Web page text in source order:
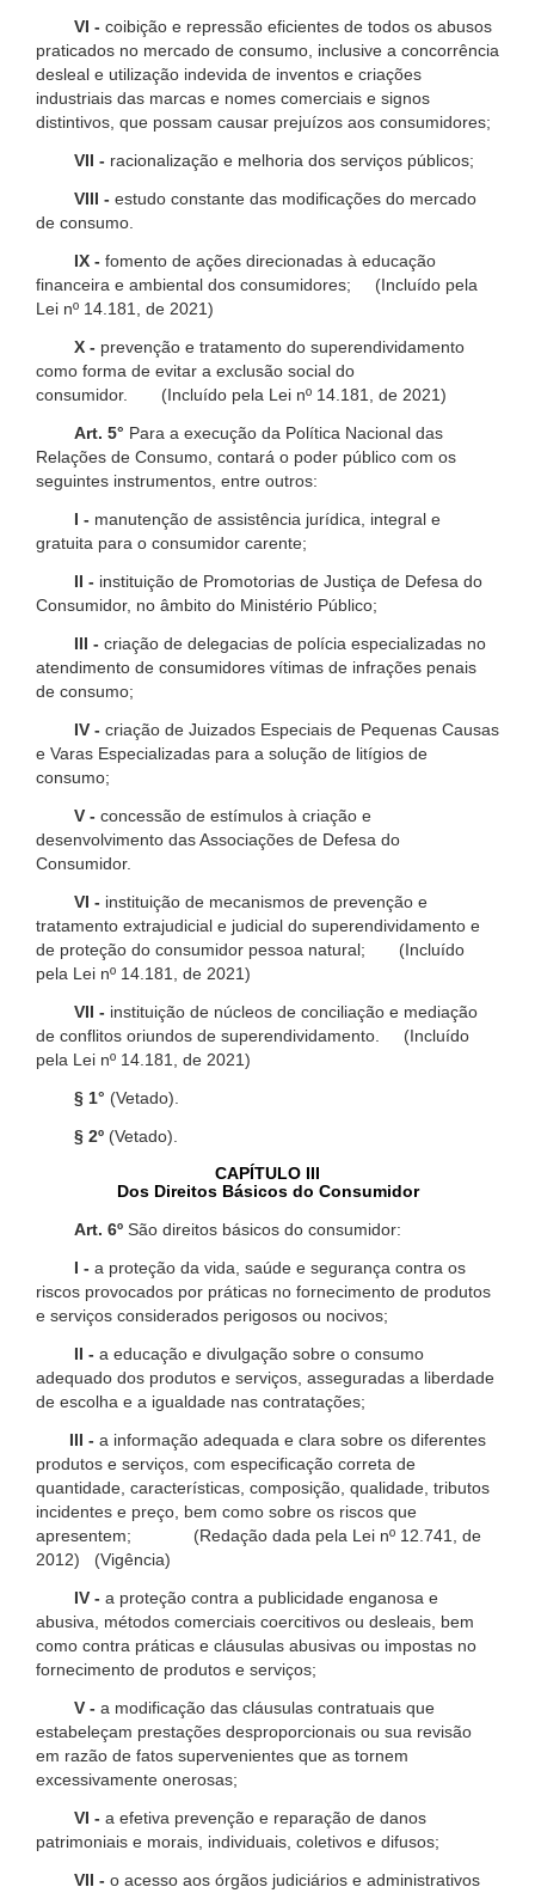
VI - coibição e repressão eficientes de todos os abusos
praticados no mercado de consumo, inclusive a concorrência
desleal e utilização indevida de inventos e criações
industriais das marcas e nomes comerciais e signos
distintivos, que possam causar prejuízos aos consumidores;
VII - racionalização e melhoria dos serviços públicos;
VIII - estudo constante das modificações do mercado
de consumo.
IX - fomento de ações direcionadas à educação
financeira e ambiental dos consumidores; (Incluído pela
Lei nº 14.181, de 2021)
X - prevenção e tratamento do superendividamento
como forma de evitar a exclusão social do
consumidor. (Incluído pela Lei nº 14.181, de 2021)
Art. 5° Para a execução da Política Nacional das
Relações de Consumo, contará o poder público com os
seguintes instrumentos, entre outros:
I - manutenção de assistência jurídica, integral e
gratuita para o consumidor carente;
II - instituição de Promotorias de Justiça de Defesa do
Consumidor, no âmbito do Ministério Público;
III - criação de delegacias de polícia especializadas no
atendimento de consumidores vítimas de infrações penais
de consumo;
IV - criação de Juizados Especiais de Pequenas Causas
e Varas Especializadas para a solução de litígios de
consumo;
V - concessão de estímulos à criação e
desenvolvimento das Associações de Defesa do
Consumidor.
VI - instituição de mecanismos de prevenção e
tratamento extrajudicial e judicial do superendividamento e
de proteção do consumidor pessoa natural; (Incluído
pela Lei nº 14.181, de 2021)
VII - instituição de núcleos de conciliação e mediação
de conflitos oriundos de superendividamento. (Incluído
pela Lei nº 14.181, de 2021)
§ 1° (Vetado).
§ 2º (Vetado).
CAPÍTULO III
Dos Direitos Básicos do Consumidor
Art. 6º São direitos básicos do consumidor:
I - a proteção da vida, saúde e segurança contra os
riscos provocados por práticas no fornecimento de produtos
e serviços considerados perigosos ou nocivos;
II - a educação e divulgação sobre o consumo
adequado dos produtos e serviços, asseguradas a liberdade
de escolha e a igualdade nas contratações;
III - a informação adequada e clara sobre os diferentes
produtos e serviços, com especificação correta de
quantidade, características, composição, qualidade, tributos
incidentes e preço, bem como sobre os riscos que
apresentem; (Redação dada pela Lei nº 12.741, de
2012) (Vigência)
IV - a proteção contra a publicidade enganosa e
abusiva, métodos comerciais coercitivos ou desleais, bem
como contra práticas e cláusulas abusivas ou impostas no
fornecimento de produtos e serviços;
V - a modificação das cláusulas contratuais que
estabeleçam prestações desproporcionais ou sua revisão
em razão de fatos supervenientes que as tornem
excessivamente onerosas;
VI - a efetiva prevenção e reparação de danos
patrimoniais e morais, individuais, coletivos e difusos;
VII - o acesso aos órgãos judiciários e administrativos